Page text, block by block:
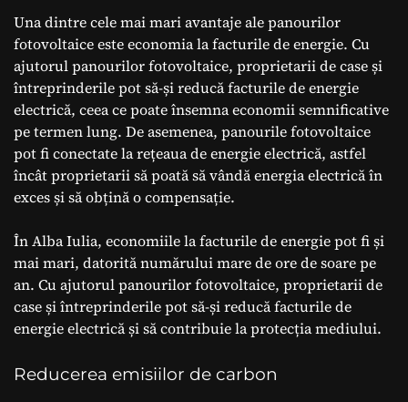
Una dintre cele mai mari avantaje ale panourilor
fotovoltaice este economia la facturile de energie. Cu
ajutorul panourilor fotovoltaice, proprietarii de case și
întreprinderile pot să-și reducă facturile de energie
electrică, ceea ce poate însemna economii semnificative
pe termen lung. De asemenea, panourile fotovoltaice
pot fi conectate la rețeaua de energie electrică, astfel
încât proprietarii să poată să vândă energia electrică în
exces și să obțină o compensație.
În Alba Iulia, economiile la facturile de energie pot fi și
mai mari, datorită numărului mare de ore de soare pe
an. Cu ajutorul panourilor fotovoltaice, proprietarii de
case și întreprinderile pot să-și reducă facturile de
energie electrică și să contribuie la protecția mediului.
Reducerea emisiilor de carbon